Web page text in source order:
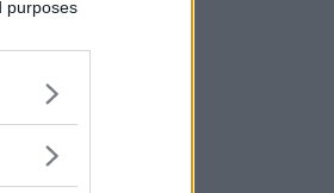
purposes